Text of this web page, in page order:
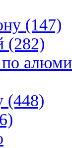
(147)
(282)
(448)